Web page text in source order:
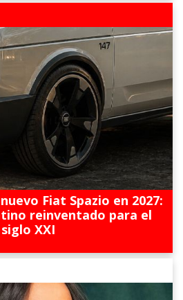
Fiat Spazio en 2027:
reinventado para el
siglo XXI